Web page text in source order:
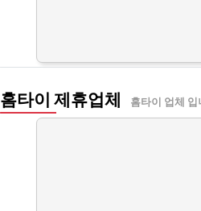
홈타이 제휴업체 홈타이 업체 입